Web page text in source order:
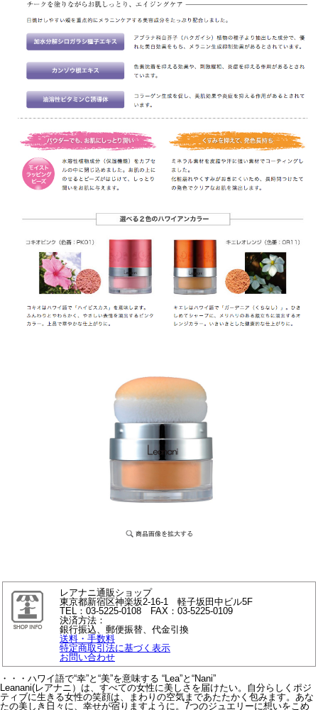
レアナニ通販ショップ
東京都新宿区神楽坂2-16-1 軽子坂田中ビル5F
TEL：03-5225-0108 FAX：03-5225-0109
決済方法：
銀行振込、郵便振替、代金引換
送料・手数料
特定商取引法に基づく表示
お問い合わせ
・・・ハワイ語で“幸”と“美”を意味する “Lea”と“Nani”
Leanani(レアナニ）は、すべての女性に美しさを届けたい。自分らしくポジ
ティブに生きる女性の笑顔は、まわりの空気まであたたかく包みます。あな
たの美しき日々に、幸せが宿りますように。7つのジュエリーに想いをこめ